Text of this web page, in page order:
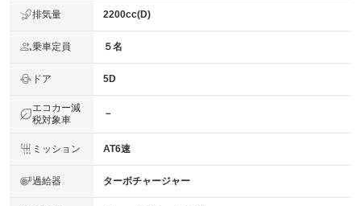
排気量 2200cc(D)
乗車定員 ５名
ドア 5D
エコカー減
税対象車
－
ミッション AT6速
過給器 ターボチャージャー